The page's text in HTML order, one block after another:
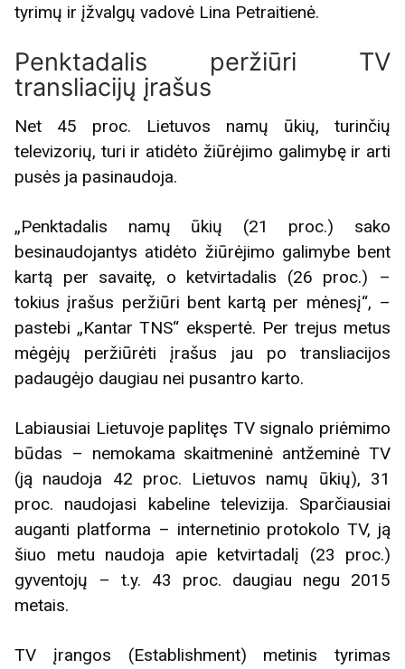
tyrimų ir įžvalgų vadovė Lina Petraitienė.
Penktadalis peržiūri TV
transliacijų įrašus
Net 45 proc. Lietuvos namų ūkių, turinčių
televizorių, turi ir atidėto žiūrėjimo galimybę ir arti
pusės ja pasinaudoja.
„Penktadalis namų ūkių (21 proc.) sako
besinaudojantys atidėto žiūrėjimo galimybe bent
kartą per savaitę, o ketvirtadalis (26 proc.) –
tokius įrašus peržiūri bent kartą per mėnesį“, –
pastebi „Kantar TNS“ ekspertė. Per trejus metus
mėgėjų peržiūrėti įrašus jau po transliacijos
padaugėjo daugiau nei pusantro karto.
Labiausiai Lietuvoje paplitęs TV signalo priėmimo
būdas – nemokama skaitmeninė antžeminė TV
(ją naudoja 42 proc. Lietuvos namų ūkių), 31
proc. naudojasi kabeline televizija. Sparčiausiai
auganti platforma – internetinio protokolo TV, ją
šiuo metu naudoja apie ketvirtadalį (23 proc.)
gyventojų – t.y. 43 proc. daugiau negu 2015
metais.
TV įrangos (Establishment) metinis tyrimas